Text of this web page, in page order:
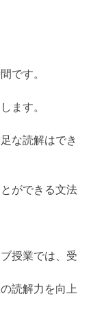
です。
ます。
な読解はでき
ができる文法
授業では、受
読解力を向上